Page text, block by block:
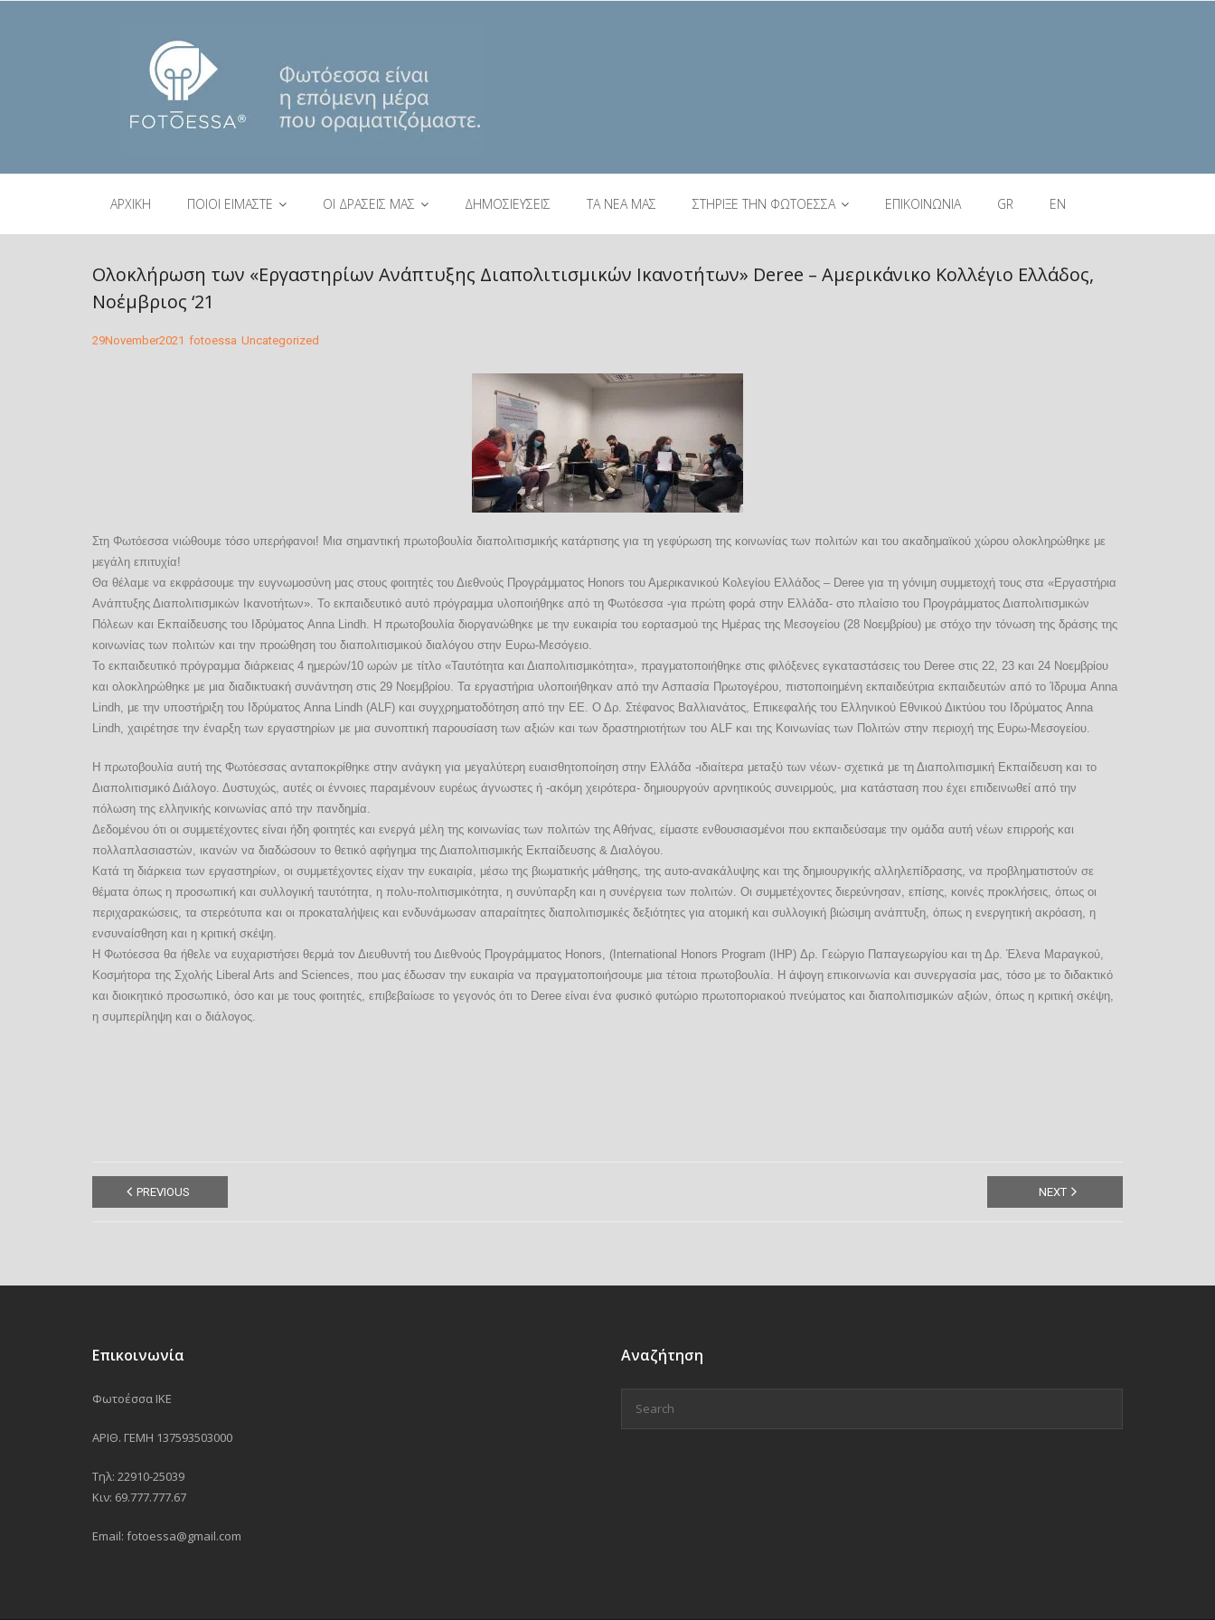
ΑΡΧΙΚΗ ΠΟΙΟΙ ΕΙΜΑΣΤΕ ΟΙ ΔΡΑΣΕΙΣ ΜΑΣ ΔΗΜΟΣΙΕΥΣΕΙΣ ΤΑ ΝΕΑ ΜΑΣ ΣΤΗΡΙΞΕ ΤΗΝ ΦΩΤΟΕΣΣΑ ΕΠΙΚΟΙΝΩΝΙΑ GR EN
Ολοκλήρωση των «Εργαστηρίων Ανάπτυξης Διαπολιτισμικών Ικανοτήτων» Deree – Αμερικάνικο Κολλέγιο Ελλάδος,
Νοέμβριος ‘21
29November2021 fotoessa Uncategorized
Στη Φωτόεσσα νιώθουμε τόσο υπερήφανοι! Μια σημαντική πρωτοβουλία διαπολιτισμικής κατάρτισης για τη γεφύρωση της κοινωνίας των πολιτών και του ακαδημαϊκού χώρου ολοκληρώθηκε με
μεγάλη επιτυχία!
Θα θέλαμε να εκφράσουμε την ευγνωμοσύνη μας στους φοιτητές του Διεθνούς Προγράμματος Honors του Αμερικανικού Κολεγίου Ελλάδος – Deree για τη γόνιμη συμμετοχή τους στα «Εργαστήρια
Ανάπτυξης Διαπολιτισμικών Ικανοτήτων». Το εκπαιδευτικό αυτό πρόγραμμα υλοποιήθηκε από τη Φωτόεσσα -για πρώτη φορά στην Ελλάδα- στο πλαίσιο του Προγράμματος Διαπολιτισμικών
Πόλεων και Εκπαίδευσης του Ιδρύματος Anna Lindh. Η πρωτοβουλία διοργανώθηκε με την ευκαιρία του εορτασμού της Ημέρας της Μεσογείου (28 Νοεμβρίου) με στόχο την τόνωση της δράσης της
κοινωνίας των πολιτών και την προώθηση του διαπολιτισμικού διαλόγου στην Ευρω-Μεσόγειο.
Το εκπαιδευτικό πρόγραμμα διάρκειας 4 ημερών/10 ωρών με τίτλο «Ταυτότητα και Διαπολιτισμικότητα», πραγματοποιήθηκε στις φιλόξενες εγκαταστάσεις του Deree στις 22, 23 και 24 Νοεμβρίου
και ολοκληρώθηκε με μια διαδικτυακή συνάντηση στις 29 Νοεμβρίου. Τα εργαστήρια υλοποιήθηκαν από την Ασπασία Πρωτογέρου, πιστοποιημένη εκπαιδεύτρια εκπαιδευτών από το Ίδρυμα Anna
Lindh, με την υποστήριξη του Ιδρύματος Anna Lindh (ALF) και συγχρηματοδότηση από την ΕΕ. Ο Δρ. Στέφανος Βαλλιανάτος, Επικεφαλής του Ελληνικού Εθνικού Δικτύου του Ιδρύματος Anna
Lindh, χαιρέτησε την έναρξη των εργαστηρίων με μια συνοπτική παρουσίαση των αξιών και των δραστηριοτήτων του ALF και της Κοινωνίας των Πολιτών στην περιοχή της Ευρω-Μεσογείου.
Η πρωτοβουλία αυτή της Φωτόεσσας ανταποκρίθηκε στην ανάγκη για μεγαλύτερη ευαισθητοποίηση στην Ελλάδα -ιδιαίτερα μεταξύ των νέων- σχετικά με τη Διαπολιτισμική Εκπαίδευση και το
Διαπολιτισμικό Διάλογο. Δυστυχώς, αυτές οι έννοιες παραμένουν ευρέως άγνωστες ή -ακόμη χειρότερα- δημιουργούν αρνητικούς συνειρμούς, μια κατάσταση που έχει επιδεινωθεί από την
πόλωση της ελληνικής κοινωνίας από την πανδημία.
Δεδομένου ότι οι συμμετέχοντες είναι ήδη φοιτητές και ενεργά μέλη της κοινωνίας των πολιτών της Αθήνας, είμαστε ενθουσιασμένοι που εκπαιδεύσαμε την ομάδα αυτή νέων επιρροής και
πολλαπλασιαστών, ικανών να διαδώσουν το θετικό αφήγημα της Διαπολιτισμικής Εκπαίδευσης & Διαλόγου.
Κατά τη διάρκεια των εργαστηρίων, οι συμμετέχοντες είχαν την ευκαιρία, μέσω της βιωματικής μάθησης, της αυτο-ανακάλυψης και της δημιουργικής αλληλεπίδρασης, να προβληματιστούν σε
θέματα όπως η προσωπική και συλλογική ταυτότητα, η πολυ-πολιτισμικότητα, η συνύπαρξη και η συνέργεια των πολιτών. Οι συμμετέχοντες διερεύνησαν, επίσης, κοινές προκλήσεις, όπως οι
περιχαρακώσεις, τα στερεότυπα και οι προκαταλήψεις και ενδυνάμωσαν απαραίτητες διαπολιτισμικές δεξιότητες για ατομική και συλλογική βιώσιμη ανάπτυξη, όπως η ενεργητική ακρόαση, η
ενσυναίσθηση και η κριτική σκέψη.
Η Φωτόεσσα θα ήθελε να ευχαριστήσει θερμά τον Διευθυντή του Διεθνούς Προγράμματος Honors, (International Honors Program (IHP) Δρ. Γεώργιο Παπαγεωργίου και τη Δρ. Έλενα Μαραγκού,
Κοσμήτορα της Σχολής Liberal Arts and Sciences, που μας έδωσαν την ευκαιρία να πραγματοποιήσουμε μια τέτοια πρωτοβουλία. Η άψογη επικοινωνία και συνεργασία μας, τόσο με το διδακτικό
και διοικητικό προσωπικό, όσο και με τους φοιτητές, επιβεβαίωσε το γεγονός ότι το Deree είναι ένα φυσικό φυτώριο πρωτοποριακού πνεύματος και διαπολιτισμικών αξιών, όπως η κριτική σκέψη,
η συμπερίληψη και ο διάλογος.
PREVIOUS NEXT
Επικοινωνία
Φωτοέσσα ΙΚΕ
ΑΡΙΘ. ΓΕΜΗ 137593503000
Τηλ: 22910-25039
Κιν: 69.777.777.67
Email: fotoessa@gmail.com
Αναζήτηση